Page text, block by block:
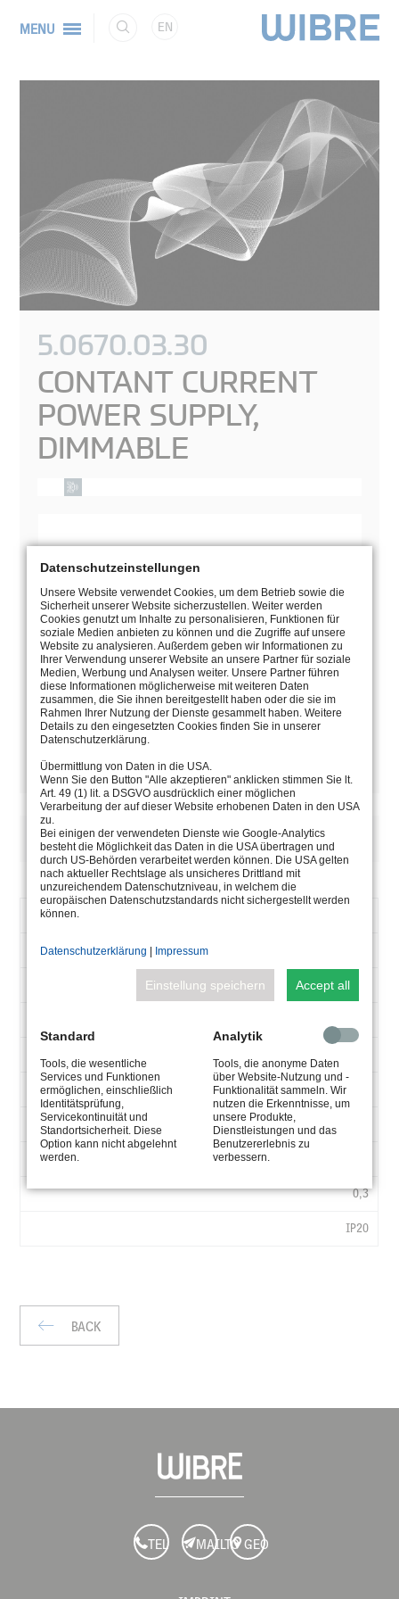
MENU EN
5.0670.03.30
CONTANT CURRENT
POWER SUPPLY,
DIMMABLE
DESCRIPTION
ARTICLE
MA
DC
TA
50-60
2-55
0,3
IP20
BACK
TEL MAILTO GEO
Datenschutzeinstellungen
Unsere Website verwendet Cookies, um dem Betrieb sowie die
Sicherheit unserer Website sicherzustellen. Weiter werden
Cookies genutzt um Inhalte zu personalisieren, Funktionen für
soziale Medien anbieten zu können und die Zugriffe auf unsere
Website zu analysieren. Außerdem geben wir Informationen zu
Ihrer Verwendung unserer Website an unsere Partner für soziale
Medien, Werbung und Analysen weiter. Unsere Partner führen
diese Informationen möglicherweise mit weiteren Daten
zusammen, die Sie ihnen bereitgestellt haben oder die sie im
Rahmen Ihrer Nutzung der Dienste gesammelt haben. Weitere
Details zu den eingesetzten Cookies finden Sie in unserer
Datenschutzerklärung.
Übermittlung von Daten in die USA.
Wenn Sie den Button "Alle akzeptieren" anklicken stimmen Sie lt.
Art. 49 (1) lit. a DSGVO ausdrücklich einer möglichen
Verarbeitung der auf dieser Website erhobenen Daten in den USA
zu.
Bei einigen der verwendeten Dienste wie Google-Analytics
besteht die Möglichkeit das Daten in die USA übertragen und
durch US-Behörden verarbeitet werden können. Die USA gelten
nach aktueller Rechtslage als unsicheres Drittland mit
unzureichendem Datenschutzniveau, in welchem die
europäischen Datenschutzstandards nicht sichergestellt werden
können.
Datenschutzerklärung Impressum
Einstellung speichern Accept all
Standard
Tools, die wesentliche
Services und Funktionen
ermöglichen, einschließlich
Identitätsprüfung,
Servicekontinuität und
Standortsicherheit. Diese
Option kann nicht abgelehnt
werden.
Analytik
Tools, die anonyme Daten
über Website-Nutzung und -
Funktionalität sammeln. Wir
nutzen die Erkenntnisse, um
unsere Produkte,
Dienstleistungen und das
Benutzererlebnis zu
verbessern.